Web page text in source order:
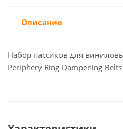
Описание
Набор пассиков для
Periphery Ring Dampening Belts